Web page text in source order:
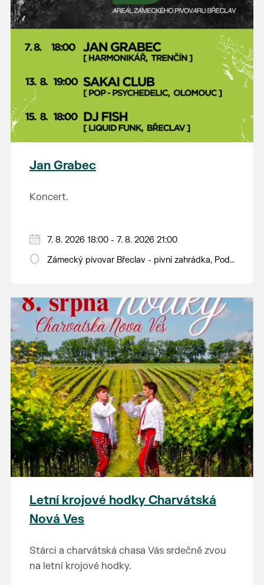
Jan Grabec
Koncert.
7. 8. 2026 18:00 - 7. 8. 2026 21:00
Zámecký pivovar Břeclav - pivní zahrádka, Pod
Letní krojové hodky Charvátská
Nová Ves
Stárci a charvátská chasa Vás srdečně zvou
na letní krojové hodky.